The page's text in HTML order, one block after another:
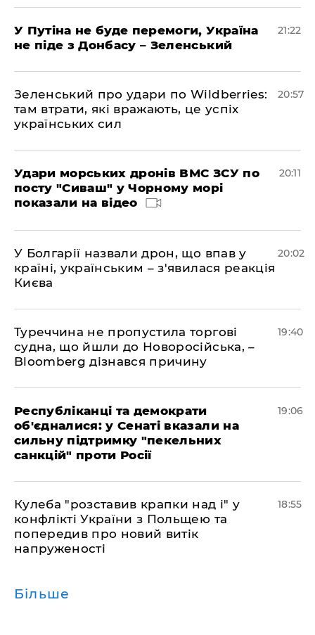
У Путіна не буде перемоги, Україна
не піде з Донбасу – Зеленський
21:22
Зеленський про удари по Wildberries:
там втрати, які вражають, це успіх
українських сил
20:57
Удари морських дронів ВМС ЗСУ по
посту "Сиваш" у Чорному морі
показали на відео
20:11
У Болгарії назвали дрон, що впав у
країні, українським – з'явилася реакція
Києва
20:02
Туреччина не пропустила торгові
судна, що йшли до Новоросійська, –
Bloomberg дізнався причину
19:40
Республіканці та демократи
об'єдналися: у Сенаті вказали на
сильну підтримку "пекельних
санкцій" проти Росії
19:06
Кулеба "розставив крапки над і" у
конфлікті України з Польщею та
попередив про новий витік
напруженості
18:55
Більше